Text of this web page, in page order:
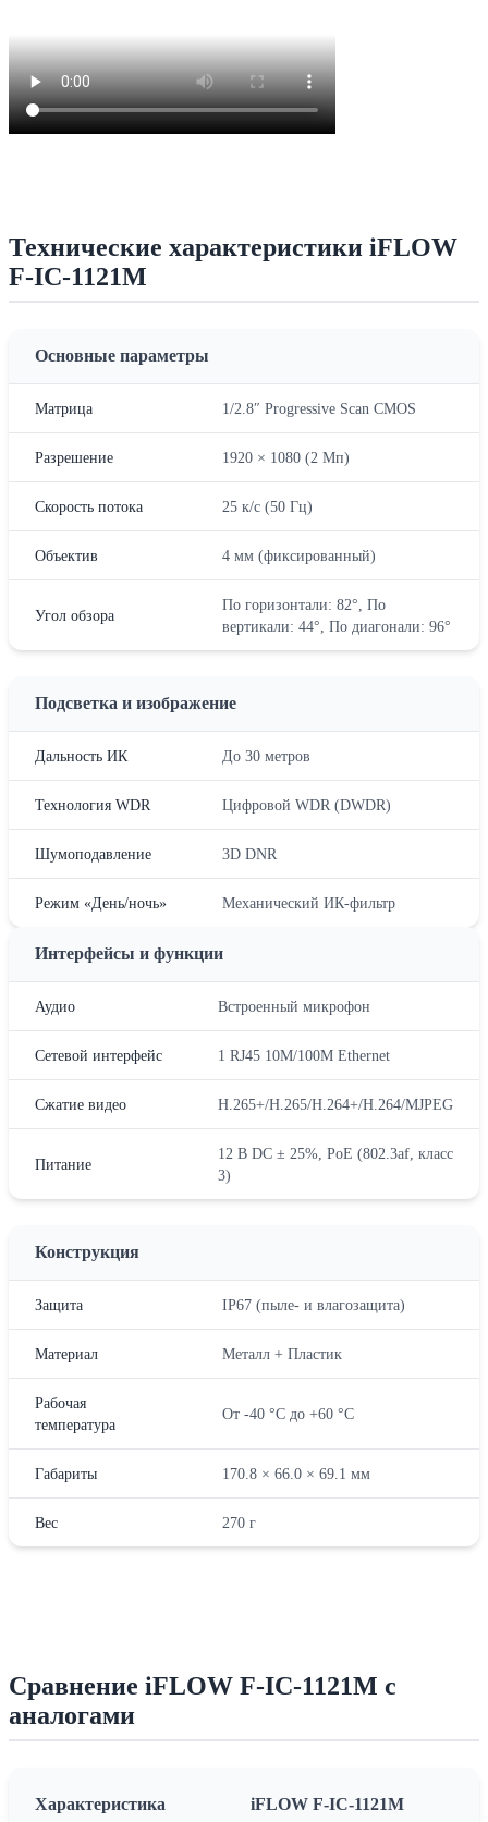
Технические характеристики iFLOW
F-IC-1121M
Основные параметры
Матрица 1/2.8″ Progressive Scan CMOS
Разрешение 1920 × 1080 (2 Мп)
Скорость потока 25 к/с (50 Гц)
Объектив 4 мм (фиксированный)
Угол обзора
По горизонтали: 82°, По
вертикали: 44°, По диагонали: 96°
Подсветка и изображение
Дальность ИК До 30 метров
Технология WDR Цифровой WDR (DWDR)
Шумоподавление 3D DNR
Режим «День/ночь» Механический ИК-фильтр
Интерфейсы и функции
Аудио Встроенный микрофон
Сетевой интерфейс 1 RJ45 10M/100M Ethernet
Сжатие видео H.265+/H.265/H.264+/H.264/MJPEG
Питание
12 В DC ± 25%, PoE (802.3af, класс
3)
Конструкция
Защита IP67 (пыле- и влагозащита)
Материал Металл + Пластик
Рабочая
температура
От -40 °C до +60 °C
Габариты 170.8 × 66.0 × 69.1 мм
Вес 270 г
Сравнение iFLOW F-IC-1121M с
аналогами
Характеристика iFLOW F-IC-1121M